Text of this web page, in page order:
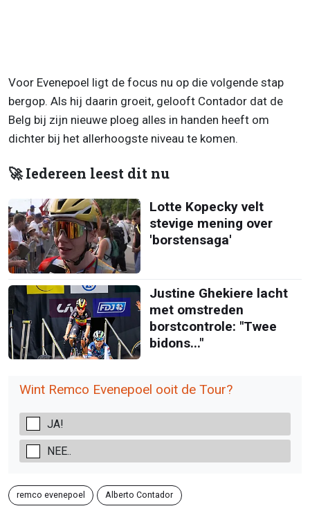
Voor Evenepoel ligt de focus nu op die volgende stap
bergop. Als hij daarin groeit, gelooft Contador dat de
Belg bij zijn nieuwe ploeg alles in handen heeft om
dichter bij het allerhoogste niveau te komen.
🚀 Iedereen leest dit nu
Lotte Kopecky velt
stevige mening over
'borstensaga'
Justine Ghekiere lacht
met omstreden
borstcontrole: "Twee
bidons..."
Wint Remco Evenepoel ooit de Tour?
JA!
NEE..
remco evenepoel Alberto Contador